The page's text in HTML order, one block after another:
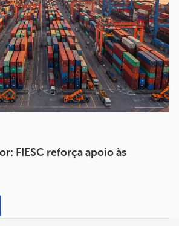
FIESC reforça apoio às